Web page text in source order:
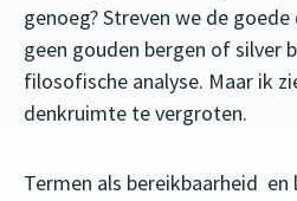
genoeg? Streven we de
geen gouden bergen of silver
filosofische analyse. Maar ik
denkruimte te vergroten.
Termen als bereikbaarheid en